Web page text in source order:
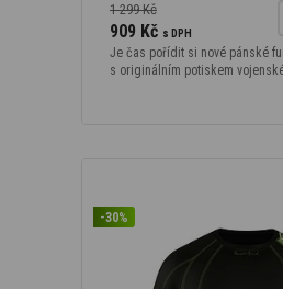
1 299 Kč
909 Kč s DPH
Je čas pořídit si nové pánské
s originálním potiskem
-30%